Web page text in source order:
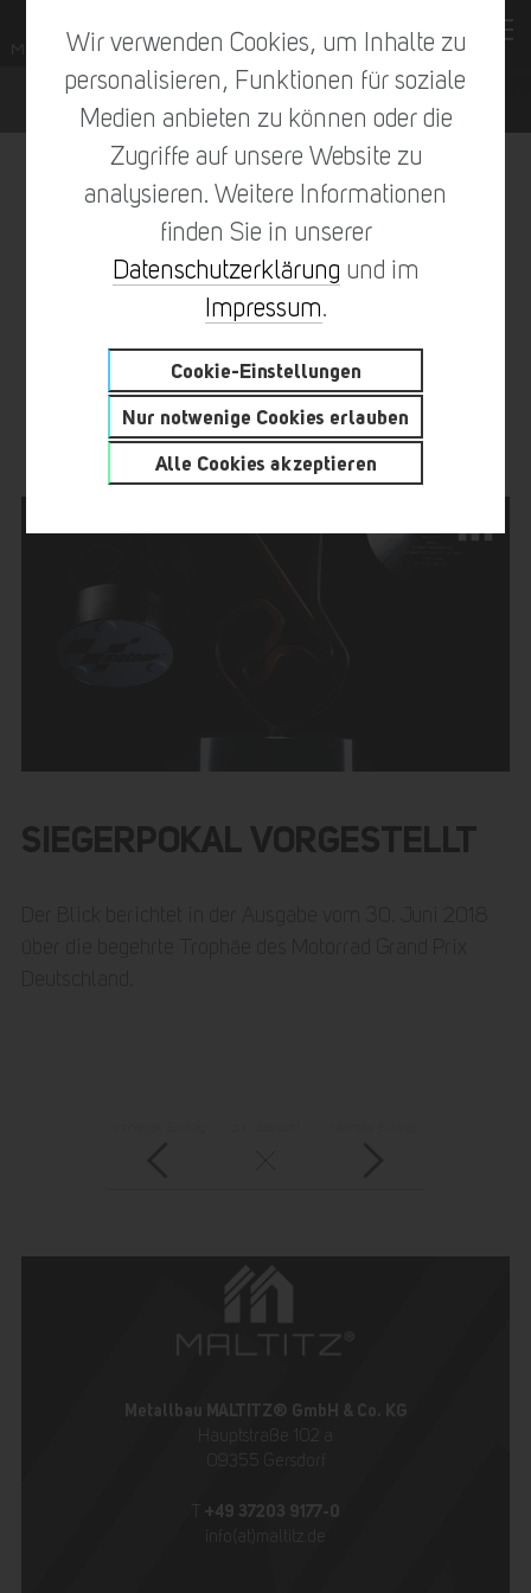
vorheriger Eintrag zur Übersicht nächster Eintrag
SIEGERPOKAL MOTORRAD
GRAND PRIX 2018
SIEGERPOKAL VORGESTELLT
Metallbau MALTITZ® GmbH & Co. KG
Hauptstraße 102 a
09355 Gersdorf
+49 37203 9177-0
info(at)maltitz.de
Wir verwenden Cookies, um Inhalte zu
personalisieren, Funktionen für soziale
Medien anbieten zu können oder die
Zugriffe auf unsere Website zu
analysieren. Weitere Informationen
finden Sie in unserer
Datenschutzerklärung und im
Impressum.
Cookie-Einstellungen
Nur notwenige Cookies erlauben
Alle Cookies akzeptieren